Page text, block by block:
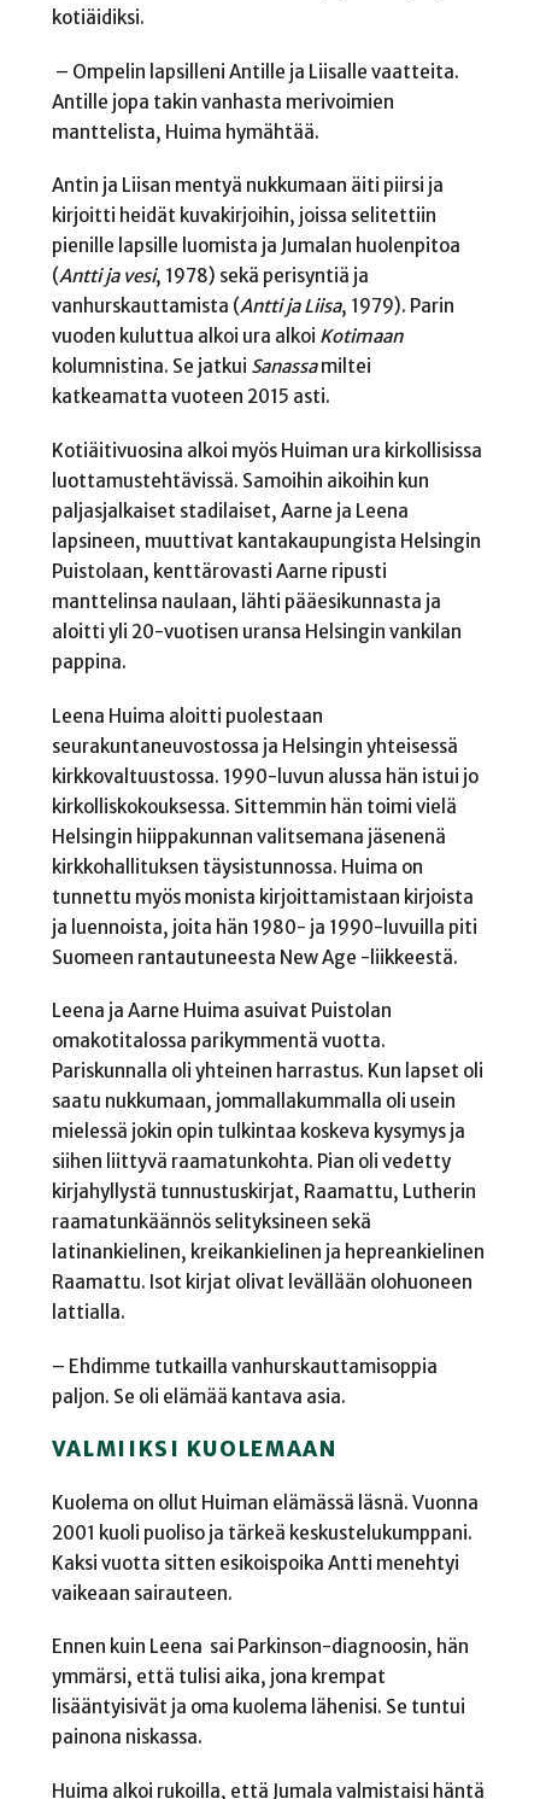
kotiäidiksi.
– Ompelin lapsilleni Antille ja Liisalle vaatteita.
Antille jopa takin vanhasta merivoimien
manttelista, Huima hymähtää.
Antin ja Liisan mentyä nukkumaan äiti piirsi ja
kirjoitti heidät kuvakirjoihin, joissa selitettiin
pienille lapsille luomista ja Jumalan huolenpitoa
(Antti ja vesi, 1978) sekä perisyntiä ja
vanhurskauttamista (Antti ja Liisa, 1979). Parin
vuoden kuluttua alkoi ura alkoi Kotimaan
kolumnistina. Se jatkui Sanassamiltei
katkeamatta vuoteen 2015 asti.
Kotiäitivuosina alkoi myös Huiman ura kirkollisissa
luottamustehtävissä. Samoihin aikoihin kun
paljasjalkaiset stadilaiset, Aarne ja Leena
lapsineen, muuttivat kantakaupungista Helsingin
Puistolaan, kenttärovasti Aarne ripusti
manttelinsa naulaan, lähti pääesikunnasta ja
aloitti yli 20-vuotisen uransa Helsingin vankilan
pappina.
Leena Huima aloitti puolestaan
seurakuntaneuvostossa ja Helsingin yhteisessä
kirkkovaltuustossa. 1990-luvun alussa hän istui jo
kirkolliskokouksessa. Sittemmin hän toimi vielä
Helsingin hiippakunnan valitsemana jäsenenä
kirkkohallituksen täysistunnossa. Huima on
tunnettu myös monista kirjoittamistaan kirjoista
ja luennoista, joita hän 1980- ja 1990-luvuilla piti
Suomeen rantautuneesta New Age -liikkeestä.
Leena ja Aarne Huima asuivat Puistolan
omakotitalossa parikymmentä vuotta.
Pariskunnalla oli yhteinen harrastus. Kun lapset oli
saatu nukkumaan, jommallakummalla oli usein
mielessä jokin opin tulkintaa koskeva kysymys ja
siihen liittyvä raamatunkohta. Pian oli vedetty
kirjahyllystä tunnustuskirjat, Raamattu, Lutherin
raamatunkäännös selityksineen sekä
latinankielinen, kreikankielinen ja hepreankielinen
Raamattu. Isot kirjat olivat levällään olohuoneen
lattialla.
– Ehdimme tutkailla vanhurskauttamisoppia
paljon. Se oli elämää kantava asia.
VALMIIKSI KUOLEMAAN
Kuolema on ollut Huiman elämässä läsnä. Vuonna
2001 kuoli puoliso ja tärkeä keskustelukumppani.
Kaksi vuotta sitten esikoispoika Antti menehtyi
vaikeaan sairauteen.
Ennen kuin Leena sai Parkinson-diagnoosin, hän
ymmärsi, että tulisi aika, jona krempat
lisääntyisivät ja oma kuolema lähenisi. Se tuntui
painona niskassa.
Huima alkoi rukoilla, että Jumala valmistaisi häntä